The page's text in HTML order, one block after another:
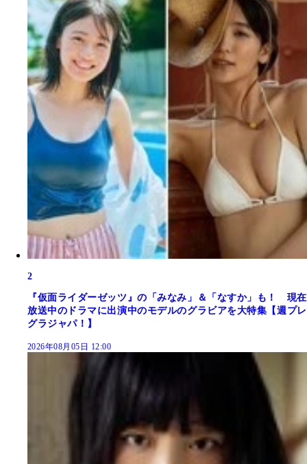
2
『仮面ライダーゼッツ』の「みなみ」＆「なすか」も！ 現在
放送中のドラマに出演中のモデルのグラビアを大特集【週プレ
グラジャパ！】
2026年08月05日 12:00